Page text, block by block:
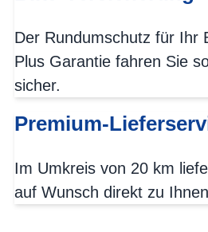
Der Rundumschutz für Ihr
Plus Garantie fahren Sie
sicher.
Premium-
Im Umkreis von 20 km
auf Wunsch direkt zu